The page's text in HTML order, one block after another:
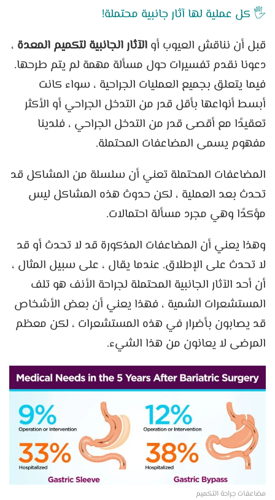
🖐 كل عملية لها آثار جانبية محتملة!
قبل أن نناقش العيوب أو الآثار الجانبية لتكميم المعدة ،
دعونا نقدم تفسيرات حول مسألة مهمة لم يتم طرحها.
فيما يتعلق بجميع العمليات الجراحية ، سواء كانت
أبسط أنواعها بأقل قدر من التدخل الجراحي أو الأكثر
تعقيدًا مع أقصى قدر من التدخل الجراحي ، فلدينا
مفهوم يسمى المضاعفات المحتملة.
المضاعفات المحتملة تعني أن سلسلة من المشاكل قد
تحدث بعد العملية ، لكن حدوث هذه المشاكل ليس
مؤكدًا وهي مجرد مسألة احتمالات.
وهذا يعني أن المضاعفات المذكورة قد لا تحدث أو قد
لا تحدث على الإطلاق. عندما يقال ، على سبيل المثال ،
أن أحد الآثار الجانبية المحتملة لجراحة الأنف هو تلف
المستشعرات الشمية ، فهذا يعني أن بعض الأشخاص
قد يصابون بأضرار في هذه المستشعرات ، لكن معظم
المرضى لا يعانون من هذا الشيء.
مضاعفات جراحة التكميم